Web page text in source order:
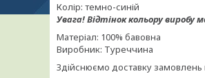
Колір: темно-синій
Увага!Відтінок кольору виробу
Матеріал: 100% бавовна
Виробник: Туреччина
Здійснюємо доставку замовлень